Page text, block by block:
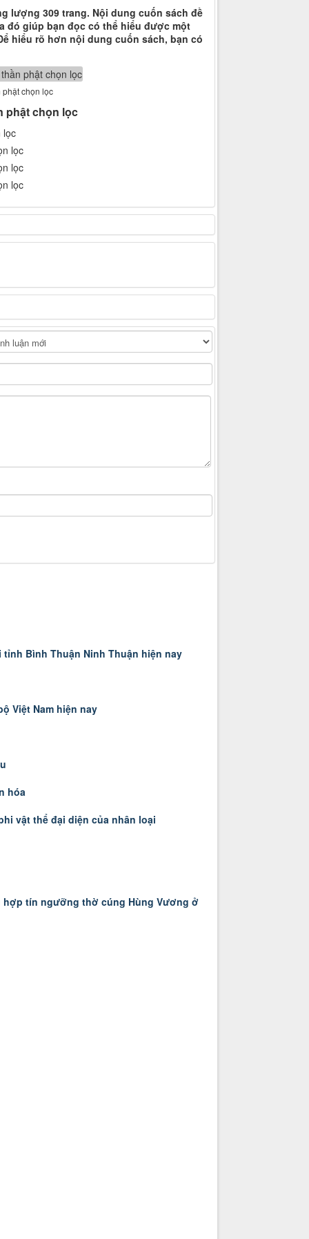
lượng 309 trang. Nội dung cuốn sách đề
đó giúp bạn đọc có thể hiểu được một
hiểu rõ hơn nội dung cuốn sách, bạn có
phật chọn lọc
phật chọn lọc
Bình Thuận Ninh Thuận hiện nay
Việt Nam hiện nay
hóa
vật thể đại diện của nhân loại
tín ngưỡng thờ cúng Hùng Vương ở